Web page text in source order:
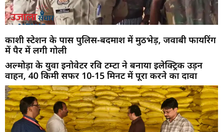
काशी स्टेशन के पास पुलिस-बदमाश में मुठभेड़, जवाबी फायरिंग
में पैर में लगी गोली
अल्मोड़ा के युवा इनोवेटर रवि टम्टा ने बनाया इलेक्ट्रिक उड़न
वाहन, 40 किमी सफर 10-15 मिनट में पूरा करने का दावा